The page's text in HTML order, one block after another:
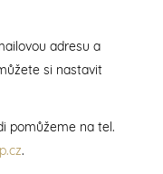
adresu a
si nastavit
pomůžeme na tel.
.